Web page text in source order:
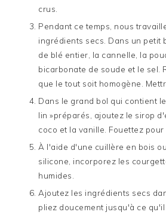
crus.
Pendant ce temps, nous travaillerons sur les
ingrédients secs. Dans un petit
de blé entier, la cannelle, la
bicarbonate de soude et le sel.
que le tout soit homogène.
Dans le grand bol qui contient les « œufs de
lin »préparés, ajoutez le sirop
coco et la vanille. Fouettez pour
À l'aide d'une cuillère en bois ou d'une spatule en
silicone, incorporez les
humides.
Ajoutez les ingrédients secs dans le grand bol et
pliez doucement jusqu'à ce